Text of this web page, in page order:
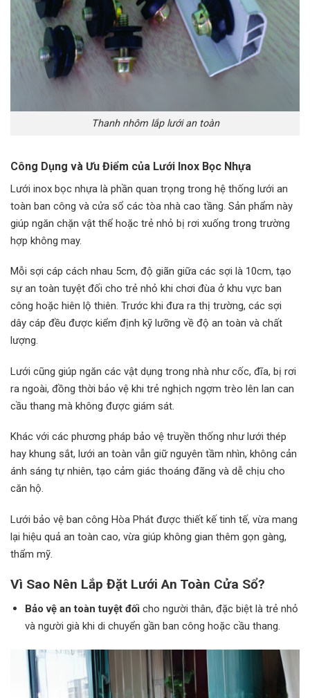
Thanh nhôm lắp lưới an toàn
Công Dụng và Ưu Điểm của Lưới Inox Bọc Nhựa
Lưới inox bọc nhựa là phần quan trọng trong hệ thống lưới an
toàn ban công và cửa sổ các tòa nhà cao tầng. Sản phẩm này
giúp ngăn chặn vật thể hoặc trẻ nhỏ bị rơi xuống trong trường
hợp không may.
Mỗi sợi cáp cách nhau 5cm, độ giãn giữa các sợi là 10cm, tạo
sự an toàn tuyệt đối cho trẻ nhỏ khi chơi đùa ở khu vực ban
công hoặc hiên lộ thiên. Trước khi đưa ra thị trường, các sợi
dây cáp đều được kiểm định kỹ lưỡng về độ an toàn và chất
lượng.
Lưới cũng giúp ngăn các vật dụng trong nhà như cốc, đĩa, bị rơi
ra ngoài, đồng thời bảo vệ khi trẻ nghịch ngợm trèo lên lan can
cầu thang mà không được giám sát.
Khác với các phương pháp bảo vệ truyền thống như lưới thép
hay khung sắt, lưới an toàn vẫn giữ nguyên tầm nhìn, không cản
ánh sáng tự nhiên, tạo cảm giác thoáng đãng và dễ chịu cho
căn hộ.
Lưới bảo vệ ban công Hòa Phát được thiết kế tinh tế, vừa mang
lại hiệu quả an toàn cao, vừa giúp không gian thêm gọn gàng,
thẩm mỹ.
Vì Sao Nên Lắp Đặt Lưới An Toàn Cửa Sổ?
Bảo vệ an toàn tuyệt đối cho người thân, đặc biệt là trẻ nhỏ
và người già khi di chuyển gần ban công hoặc cầu thang.